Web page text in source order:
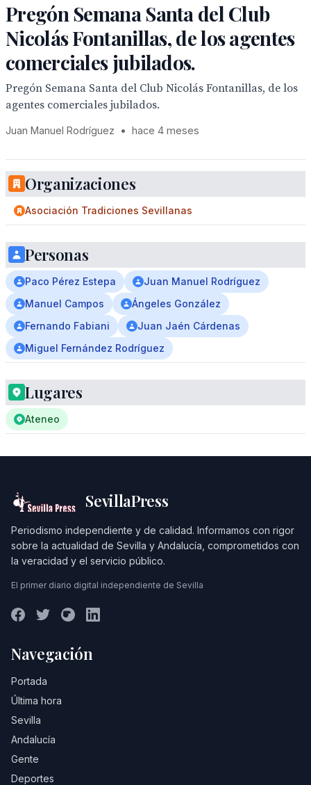
Pregón Semana Santa del Club
Nicolás Fontanillas, de los agentes
comerciales jubilados.
Pregón Semana Santa del Club Nicolás Fontanillas, de los
agentes comerciales jubilados.
Juan Manuel Rodríguez • hace 4 meses
Organizaciones
Asociación Tradiciones Sevillanas
Personas
Paco Pérez Estepa
Juan Manuel Rodríguez
Manuel Campos
Ángeles González
Fernando Fabiani
Juan Jaén Cárdenas
Miguel Fernández Rodríguez
Lugares
Ateneo
SevillaPress
Periodismo independiente y de calidad. Informamos con rigor
sobre la actualidad de Sevilla y Andalucía, comprometidos con
la veracidad y el servicio público.
El primer diario digital independiente de Sevilla
Navegación
Portada
Última hora
Sevilla
Andalucía
Gente
Deportes